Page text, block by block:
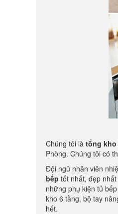
Chúng tôi là tổng kho
Phòng. Chúng tôi có
Đội ngũ nhân viên
bếp tốt nhất, đẹp
những phụ kiện tủ
kho 6 tầng, bộ tay
hết.